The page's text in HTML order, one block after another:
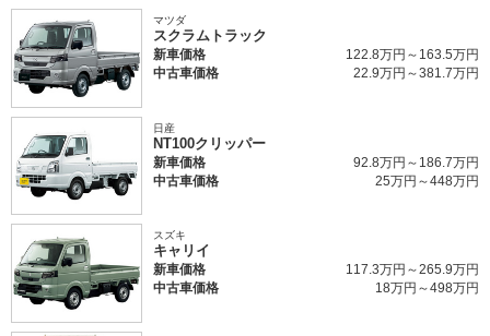
マツダ
スクラムトラック
新車価格
122.8万円～163.5万円
中古車価格
22.9万円～381.7万円
日産
NT100クリッパー
新車価格
92.8万円～186.7万円
中古車価格
25万円～448万円
スズキ
キャリイ
新車価格
117.3万円～265.9万円
中古車価格
18万円～498万円